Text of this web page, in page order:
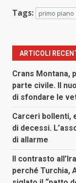
Tags: primo piano
ARTICOLI
Crans Montana,
parte civile. Il
di sfondare le
Carceri bollenti,
di decessi.
di allarme
Il contrasto
perché Turchia,